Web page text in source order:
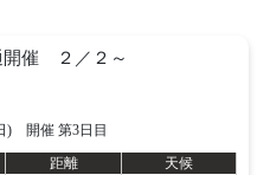
催 ２／２～
) 開催 第3日目
距離
天候